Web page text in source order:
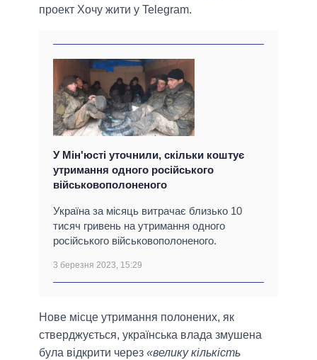
проект Хочу жити у Telegram.
У Мін'юсті уточнили, скільки коштує
утримання одного російського
військовополоненого
Україна за місяць витрачає близько 10
тисяч гривень на утримання одного
російського військовополоненого.
3 березня 2023, 15:29
Нове місце утримання полонених, як
стверджується, українська влада змушена
була відкрити через «велику кількість